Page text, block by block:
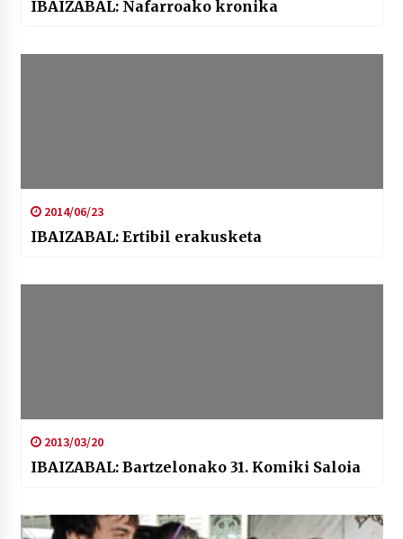
IBAIZABAL: Nafarroako kronika
2014/06/23
IBAIZABAL: Ertibil erakusketa
2013/03/20
IBAIZABAL: Bartzelonako 31. Komiki Saloia